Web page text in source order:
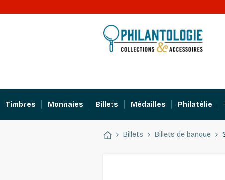
Timbres Monnaies Billets Médailles Philatélie
Billets Billets de banque